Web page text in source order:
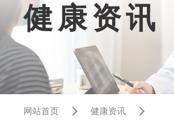
健康资讯
网站首页
健康资讯